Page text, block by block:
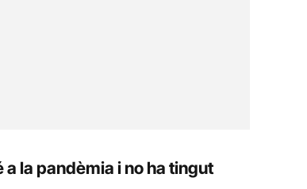
la pandèmia i no ha tingut